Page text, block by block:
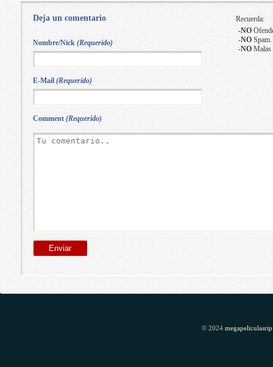
Deja un comentario
Comment (Requerido)
Recuerda:
-NO
-NOSpam.
-NOMalas
Nombre/Nick (Requerido)
E-Mail (Requerido)
© 2024 megapeliculasrip